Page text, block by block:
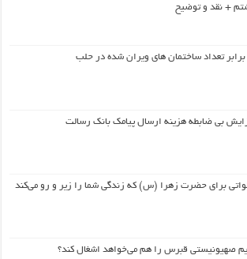
+ نقد و توضیح
تعداد ساختمان های ویران شده در حلب
بی ضابطه هزینه ارسال پیامک بانک رسالت
برای حضرت زهرا (س) که زندگی شما را زیر و رو می‌کند
صهیونیستی قبرس را هم می‌خواهد اشغال کند؟